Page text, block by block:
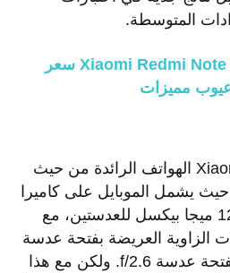
المتوسطة.
مواصفات Xiaomi Redmi Note 10 سعر
يضاهي موبايل Xiaomi Mi A1 الهواتف الرائدة من حيث
حيث يشمل الموبايل على كاميرا
مزدوجة العدسات بقوة 12 ميجا بيكسل للعدستين، مع
الزاوية العريضة بفتحة عدسة
f/2.2، والثانية التيليفوتو بفتحة عدسة f/2.6. ولكن مع هذا